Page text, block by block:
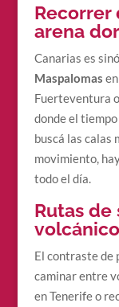
Recorrer
arena
Canarias es
Maspalomas
Fuerteventura o
donde el
buscá las calas
movimiento,
todo el día.
Rutas de
El contraste de
caminar entre
en Tenerife o